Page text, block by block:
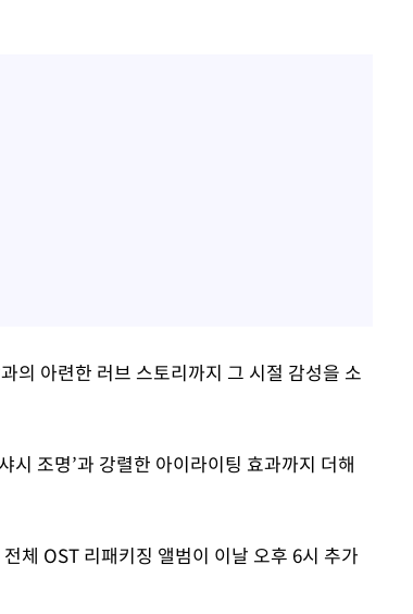
의 아련한 러브 스토리까지 그 시절 감성을 소
시 조명’과 강렬한 아이라이팅 효과까지 더해
체 OST 리패키징 앨범이 이날 오후 6시 추가